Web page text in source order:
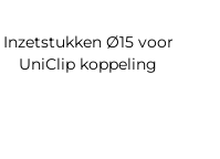
Inzetstukken Ø15 voor
UniClip koppeling